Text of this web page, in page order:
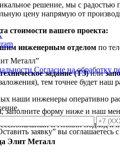
решение, мы с
цену напрямую от
стоимости вашего проекта:
инженерным отделом по
задание (ТЗ)или
тем точнее будет наш
наши инженеры оперативно
и гибкий подход к
Элит Металл
Металл”
Согласие на обработку
заполните форму ниже и наш
заявку” вы соглашаетесь с